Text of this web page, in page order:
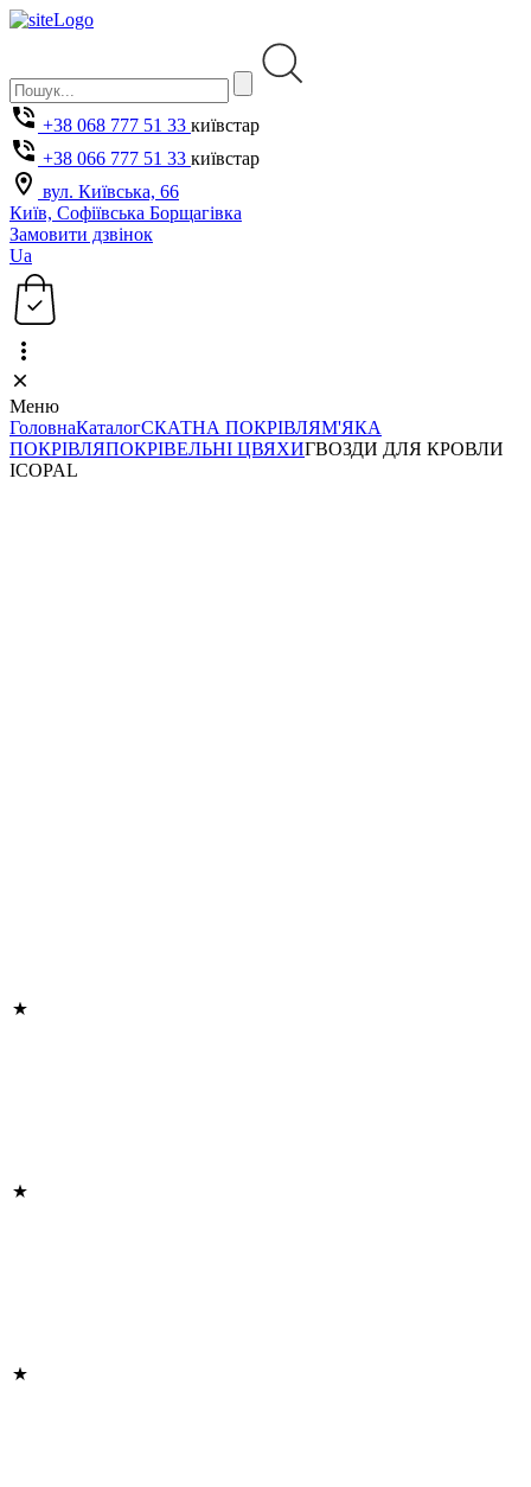
+38 068 777 51 33 київстар
+38 066 777 51 33 київстар
вул. Київська, 66
Київ, Софіївська Борщагівка
Замовити дзвінок
Ua
Меню
ГоловнаКаталогСКАТНА ПОКРІВЛЯМ'ЯКА
ПОКРІВЛЯПОКРІВЕЛЬНІ ЦВЯХИГВОЗДИ ДЛЯ КРОВЛИ
ICOPAL